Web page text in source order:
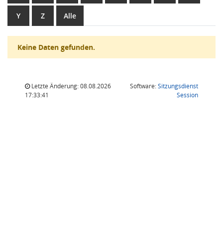
Y Z Alle
Keine Daten gefunden.
Letzte Änderung: 08.08.2026
17:33:41
Software:Sitzungsdienst
Session(Wird in